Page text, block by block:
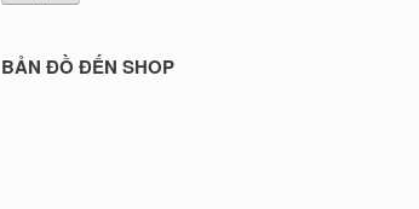
BẢN ĐỒ ĐẾN SHOP